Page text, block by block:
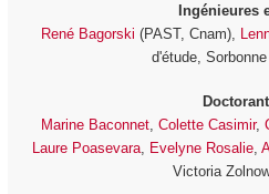
Ingénieures
René Bagorski (PAST, Cnam),
d'étude,
Marine Baconnet, Colette Casimir,
Laure Poasevara, Evelyne Rosalie,
Victoria